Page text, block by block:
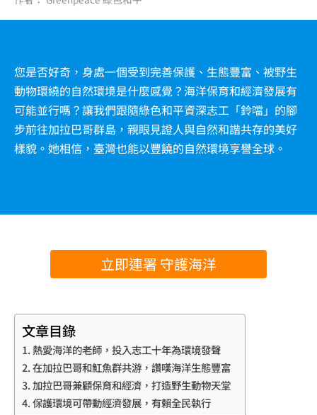
您是否好奇，身處一個受到完善保護、生態豐富、被野生
動物環繞的自然環境是什麼感覺？海洋保育和經濟發展有
可能並行嗎？讓我們跟隨綠色和平資深志工「鈴噹」的腳
步前往加拉巴哥群島，親眼見證人與自然和諧共存的美好
樣貌。她相信，臺灣也能以豐饒的自然環境享譽全球。
立即連署 守護海洋
文章目錄
熱愛海洋的老師，投入志工十年為環境發聲
在加拉巴哥和魟魚群共游，讚嘆海洋生態豐富
加拉巴哥兼顧保育和經濟，打造野生動物天堂
保護環境可帶動經濟發展，有賴全民執行